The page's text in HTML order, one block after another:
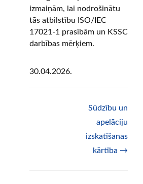
izmaiņām, lai nodrošinātu
tās atbilstību ISO/IEC
17021-1 prasībām un KSSC
darbības mērķiem.
30.04.2026.
Sūdzību un
apelāciju
izskatīšanas
kārtība →